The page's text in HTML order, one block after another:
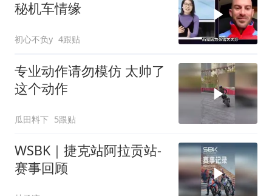
秘机车情缘
初心不负y 4跟贴
专业动作请勿模仿 太帅了
这个动作
瓜田料下 5跟贴
WSBK｜捷克站阿拉贡站-
赛事回顾